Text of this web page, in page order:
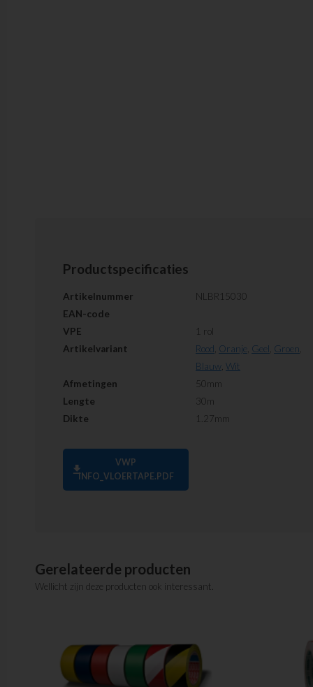
Productspecificaties
Artikelnummer
NLBR15030
EAN-code
VPE
1 rol
Artikelvariant
Rood Oranje Geel Groen
Blauw Wit
Afmetingen
50mm
Lengte
30m
Dikte
1.27mm
download
VWP
INFO_VLOERTAPE.PDF
Gerelateerde producten
Wellicht zijn deze producten ook interessant.